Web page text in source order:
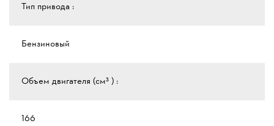
Тип привода :
Бензиновый
Объем двигателя (см³ ) :
166